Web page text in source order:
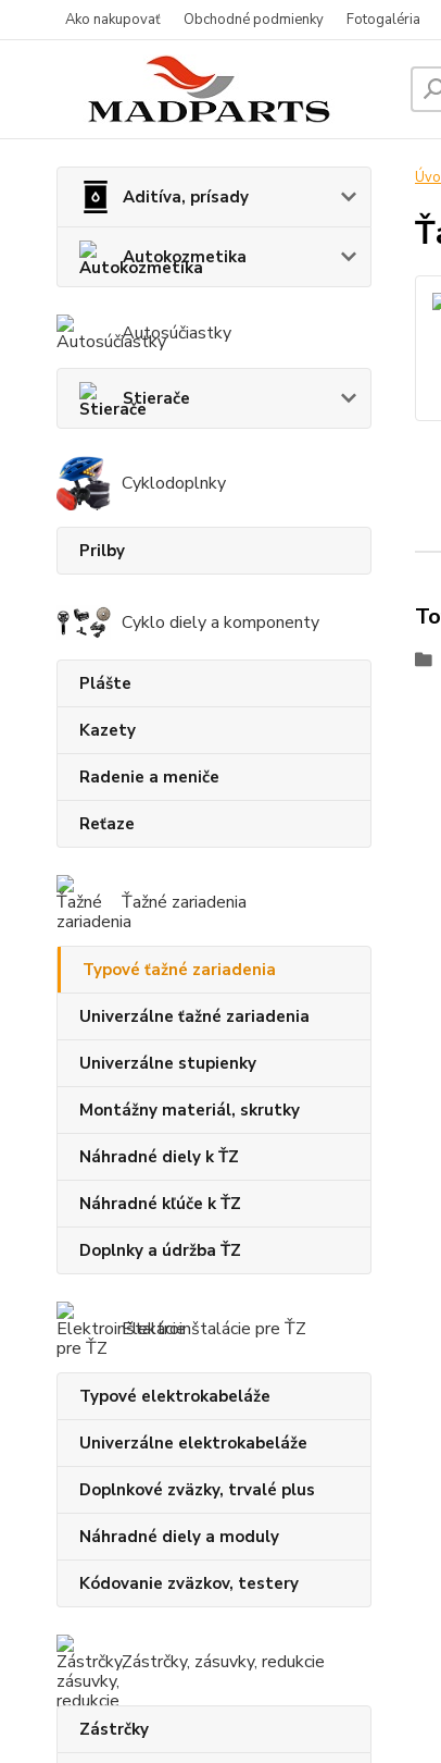
Ako nakupovať Obchodné podmienky Fotogaléria
Aditíva, prísady
Autokozmetika
Autosúčiastky
Stierače
Cyklodoplnky
Prilby
Cyklo diely a komponenty
Plášte
Kazety
Radenie a meniče
Reťaze
Ťažné zariadenia
Typové ťažné zariadenia
Univerzálne ťažné zariadenia
Univerzálne stupienky
Montážny materiál, skrutky
Náhradné diely k ŤZ
Náhradné kľúče k ŤZ
Doplnky a údržba ŤZ
Elektroinštalácie pre ŤZ
Typové elektrokabeláže
Univerzálne elektrokabeláže
Doplnkové zväzky, trvalé plus
Náhradné diely a moduly
Kódovanie zväzkov, testery
Zástrčky, zásuvky, redukcie
Zástrčky